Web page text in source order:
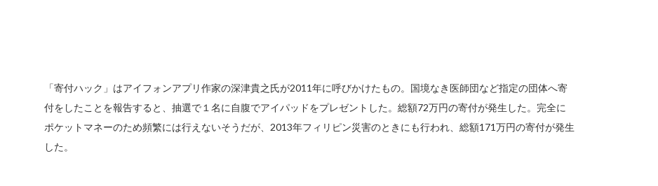
「寄付ハック」はアイフォンアプリ作家の深津貴之氏が2011年に呼びかけたもの。国境なき医師団など指定の団体へ寄
付をしたことを報告すると、抽選で１名に自腹でアイパッドをプレゼントした。総額72万円の寄付が発生した。完全に
ポケットマネーのため頻繁には行えないそうだが、2013年フィリピン災害のときにも行われ、総額171万円の寄付が発生
した。